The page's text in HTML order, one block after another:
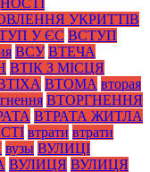
УКРИТТІВ
У ЄС ВСТУП
ВСУ ВТЕЧА
ВТІК З МІСЦЯ
ВТОМА вторая
ВТОРГНЕННЯ
ВТРАТА ЖИТЛА
втрати втрати
вузы ВУЛИЦІ
ВУЛИЦЯ ВУЛИЦЯ